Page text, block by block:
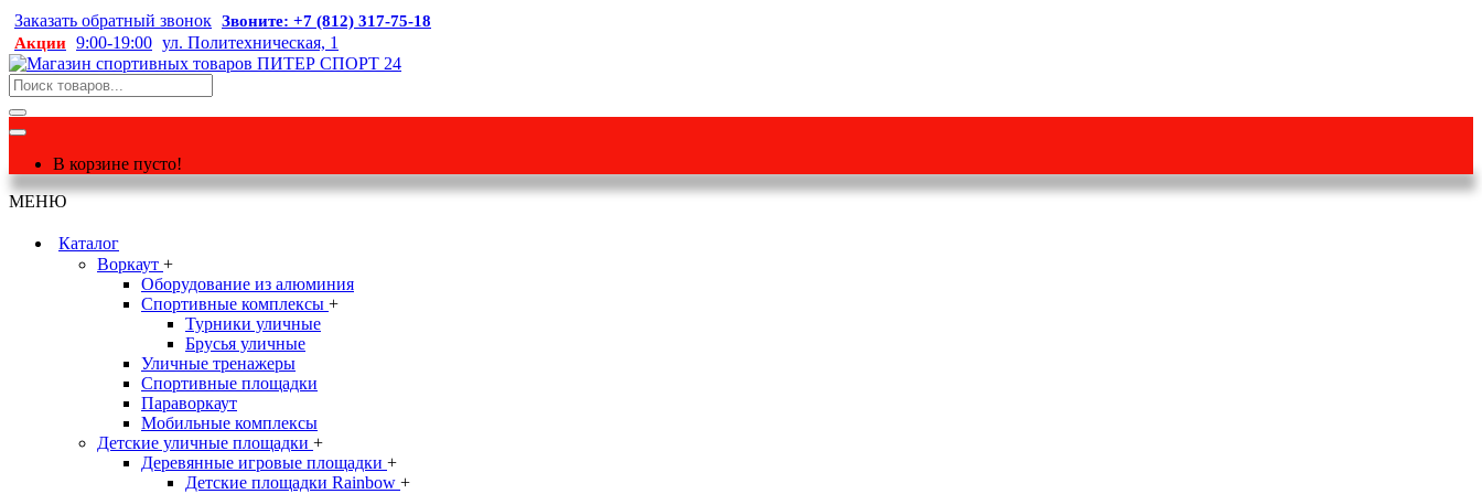
Заказать обратный звонок Звоните: +7 (812) 317-75-18
Акции 9:00-19:00 ул. Политехническая, 1
В корзине пусто!
МЕНЮ
Каталог
Воркаут +
Оборудование из алюминия
Спортивные комплексы +
Турники уличные
Брусья уличные
Уличные тренажеры
Спортивные площадки
Параворкаут
Мобильные комплексы
Детские уличные площадки +
Деревянные игровые площадки +
Детские площадки Rainbow +